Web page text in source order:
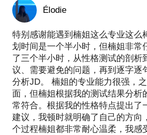
Élodie
特别感谢能遇到楠姐这么专业这么
划时间是一个半小时，但楠姐非常
了三个半小时，从性格测试的剖析
议、需要避免的问题，再到逐字逐
分析JD。 楠姐的专业能力很强，
面，但楠姐根据我的测试结果分析
常符合。根据我的性格特点提出了
建议，我顿时就明确了自己的方向
个过程楠姐都非常耐心温柔，我感